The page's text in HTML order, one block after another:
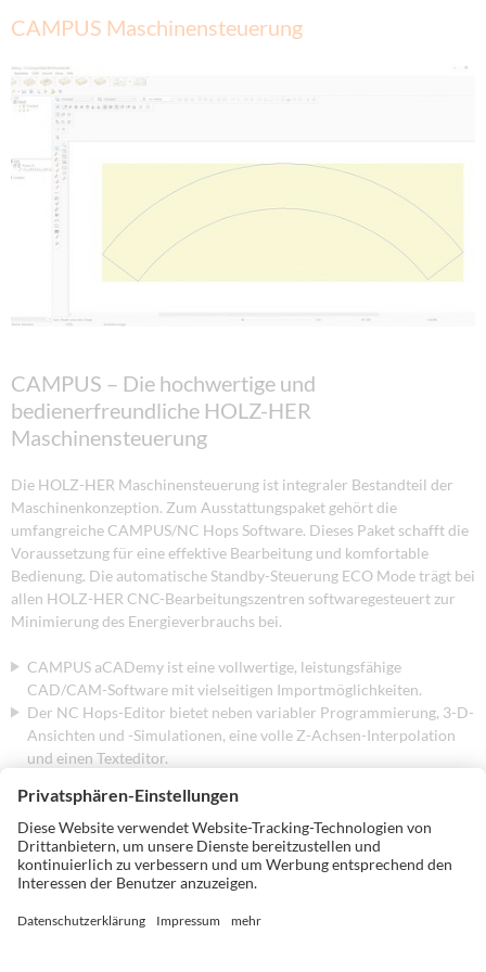
CAMPUS Maschinensteuerung
CAMPUS – Die hochwertige und
bedienerfreundliche HOLZ-HER
Maschinensteuerung
Die HOLZ-HER Maschinensteuerung ist integraler Bestandteil der
Maschinenkonzeption. Zum Ausstattungspaket gehört die
umfangreiche CAMPUS/NC Hops Software. Dieses Paket schafft die
Voraussetzung für eine effektive Bearbeitung und komfortable
Bedienung. Die automatische Standby-Steuerung ECO Mode trägt bei
allen HOLZ-HER CNC-Bearbeitungszentren softwaregesteuert zur
Minimierung des Energieverbrauchs bei.
CAMPUS aCADemy ist eine vollwertige, leistungsfähige
CAD/CAM-Software mit vielseitigen Importmöglichkeiten.
Der NC Hops-Editor bietet neben variabler Programmierung, 3-D-
Ansichten und -Simulationen, eine volle Z-Achsen-Interpolation
und einen Texteditor.
vereinfachen und beschleunigen zusätzlich die
Programmsteuerung.
Das Workcenter zeigt die Belegung des Maschinentisches.
Werkzeuge, Bohrköpfe und Wege werden dabei
werkstückübergreifend automatisch optimiert und die
Bearbeitungszeiten berechnet.